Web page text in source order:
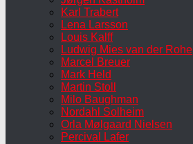
Karl Trabert
Lena Larsson
Louis Kalff
Ludwig Mies van der Rohe
Marcel Breuer
Mark Held
Martin Stoll
Milo Baughman
Nordahl Solheim
Orla Mølgaard Nielsen
Percival Lafer